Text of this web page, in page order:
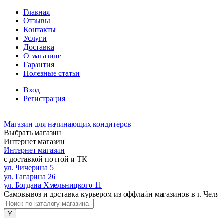
Главная
Отзывы
Контакты
Услуги
Доставка
О магазине
Гарантия
Полезные статьи
Вход
Регистрация
Магазин для начинающих кондитеров
Выбрать магазин
Интернет магазин
Интернет магазин
с доставкой почтой и ТК
ул. Чичерина 5
ул. Гагарина 26
ул. Богдана Хмельницкого 11
Самовывоз и доставка курьером из оффлайн магазинов в г.